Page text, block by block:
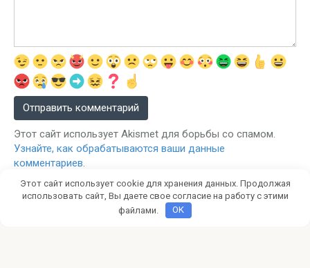
Этот сайт использует Akismet для борьбы со спамом.
Узнайте, как обрабатываются ваши данные
комментариев.
Этот сайт использует cookie для хранения данных. Продолжая
использовать сайт, Вы даете свое согласие на работу с этими
файлами.
OK